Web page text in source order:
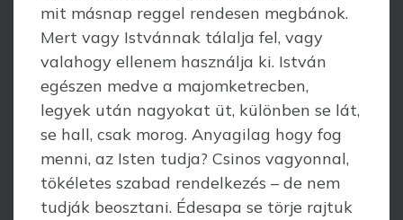
mit másnap reggel rendesen megbánok.
Mert vagy Istvánnak tálalja fel, vagy
valahogy ellenem használja ki. István
egészen medve a majomketrecben,
legyek után nagyokat üt, különben se lát,
se hall, csak morog. Anyagilag hogy fog
menni, az Isten tudja? Csinos vagyonnal,
tökéletes szabad rendelkezés – de nem
tudják beosztani. Édesapa se törje rajtuk